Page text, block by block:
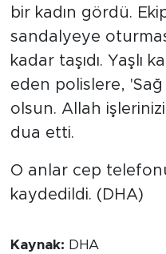
bir kadın gördü.
sandalyeye
kadar taşıdı. Yaşlı
eden polislere,
olsun. Allah
dua etti.
O anlar cep
kaydedildi. (DHA)
Kaynak: DHA